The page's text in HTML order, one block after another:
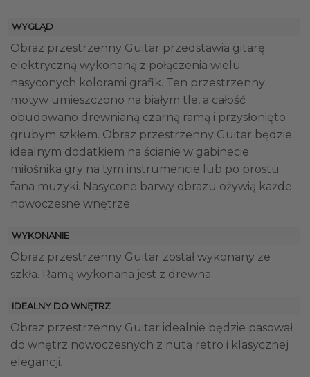
WYGLĄD
Obraz przestrzenny Guitar przedstawia gitarę
elektryczną wykonaną z połączenia wielu
nasyconych kolorami grafik. Ten przestrzenny
motyw umieszczono na białym tle, a całość
obudowano drewnianą czarną ramą i przysłonięto
grubym szkłem. Obraz przestrzenny Guitar będzie
idealnym dodatkiem na ścianie w gabinecie
miłośnika gry na tym instrumencie lub po prostu
fana muzyki. Nasycone barwy obrazu ożywią każde
nowoczesne wnętrze.
WYKONANIE
Obraz przestrzenny Guitar został wykonany ze
szkła. Ramą wykonana jest z drewna.
IDEALNY DO WNĘTRZ
Obraz przestrzenny Guitar idealnie będzie pasował
do wnętrz nowoczesnych z nutą retro i klasycznej
elegancji.